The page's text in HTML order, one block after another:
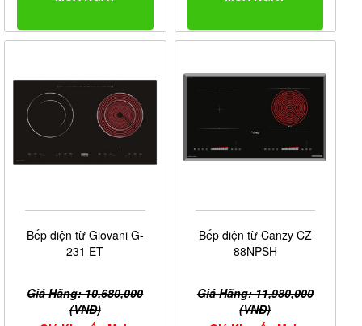
Bếp điện từ Giovani G-
231 ET
Giá Hãng: 10,680,000
(VNĐ)
Bếp điện từ Canzy CZ
88NPSH
Giá Hãng: 11,980,000
(VNĐ)